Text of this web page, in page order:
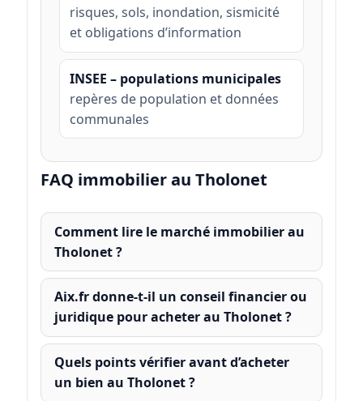
risques, sols, inondation, sismicité
et obligations d’information
INSEE – populations municipales
repères de population et données
communales
FAQ immobilier au Tholonet
Comment lire le marché immobilier au
Tholonet ?
Aix.fr donne-t-il un conseil financier ou
juridique pour acheter au Tholonet ?
Quels points vérifier avant d’acheter
un bien au Tholonet ?